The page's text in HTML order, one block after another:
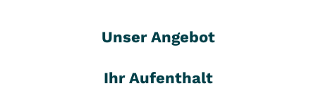
Unser Angebot
Ihr Aufenthalt